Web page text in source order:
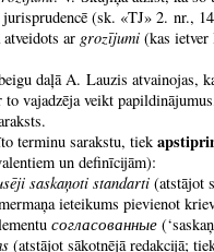
jurisprudencē (sk. «TJ» 2. nr.,
ar grozījumi (kas
daļā A. Lauzis atvainojas,
vajadzēja veikt
terminu sarakstu, tiek
un definīcijām):
saskaņoti standarti (atstājot
ieteikums pievienot
согласованные
(atstājot sākotnējā redakcijā;